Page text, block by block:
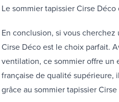
Le sommier tapissier Cirse
En conclusion, si vous
Cirse Déco est le choix parfait.
ventilation, ce sommier offre un
française de qualité supérieure,
grâce au sommier tapissier Cirse